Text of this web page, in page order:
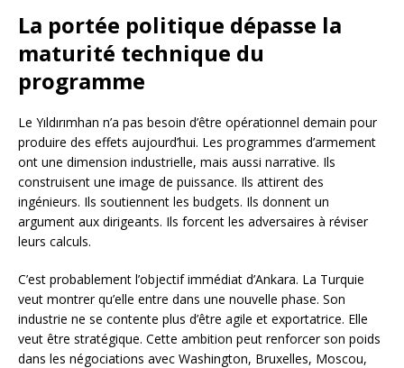
La portée politique dépasse la
maturité technique du
programme
Le Yıldırımhan n’a pas besoin d’être opérationnel demain pour
produire des effets aujourd’hui. Les programmes d’armement
ont une dimension industrielle, mais aussi narrative. Ils
construisent une image de puissance. Ils attirent des
ingénieurs. Ils soutiennent les budgets. Ils donnent un
argument aux dirigeants. Ils forcent les adversaires à réviser
leurs calculs.
C’est probablement l’objectif immédiat d’Ankara. La Turquie
veut montrer qu’elle entre dans une nouvelle phase. Son
industrie ne se contente plus d’être agile et exportatrice. Elle
veut être stratégique. Cette ambition peut renforcer son poids
dans les négociations avec Washington, Bruxelles, Moscou,